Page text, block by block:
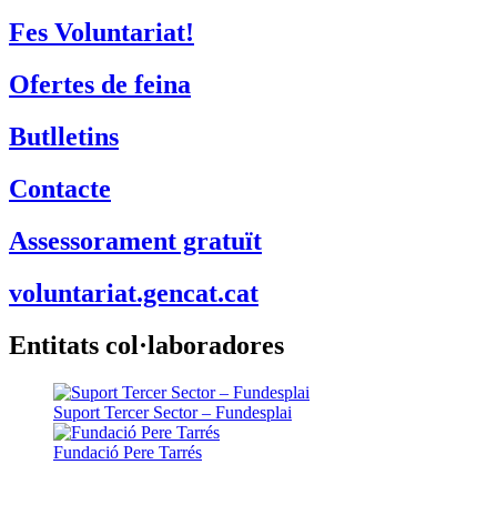
Fes Voluntariat!
Ofertes de feina
Butlletins
Contacte
Assessorament gratuït
voluntariat.gencat.cat
Entitats col·laboradores
Suport Tercer Sector – Fundesplai
Fundació Pere Tarrés